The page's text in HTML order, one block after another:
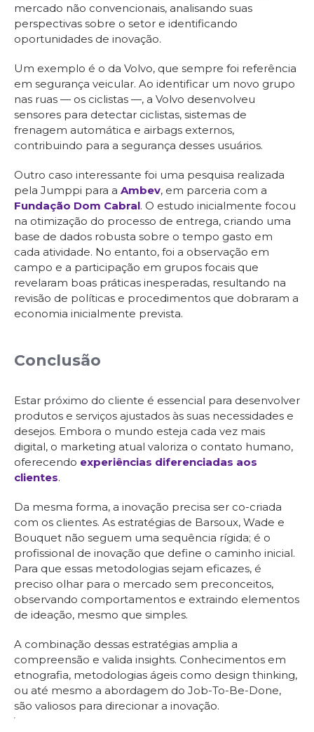
mercado não convencionais, analisando suas
perspectivas sobre o setor e identificando
oportunidades de inovação.
Um exemplo é o da Volvo, que sempre foi referência
em segurança veicular. Ao identificar um novo grupo
nas ruas — os ciclistas —, a Volvo desenvolveu
sensores para detectar ciclistas, sistemas de
frenagem automática e airbags externos,
contribuindo para a segurança desses usuários.
Outro caso interessante foi uma pesquisa realizada
pela Jumppi para a Ambev, em parceria com a
Fundação Dom Cabral. O estudo inicialmente focou
na otimização do processo de entrega, criando uma
base de dados robusta sobre o tempo gasto em
cada atividade. No entanto, foi a observação em
campo e a participação em grupos focais que
revelaram boas práticas inesperadas, resultando na
revisão de políticas e procedimentos que dobraram a
economia inicialmente prevista.
Conclusão
Estar próximo do cliente é essencial para desenvolver
produtos e serviços ajustados às suas necessidades e
desejos. Embora o mundo esteja cada vez mais
digital, o marketing atual valoriza o contato humano,
oferecendo experiências diferenciadas aos
clientes.
Da mesma forma, a inovação precisa ser co-criada
com os clientes. As estratégias de Barsoux, Wade e
Bouquet não seguem uma sequência rígida; é o
profissional de inovação que define o caminho inicial.
Para que essas metodologias sejam eficazes, é
preciso olhar para o mercado sem preconceitos,
observando comportamentos e extraindo elementos
de ideação, mesmo que simples.
A combinação dessas estratégias amplia a
compreensão e valida insights. Conhecimentos em
etnografia, metodologias ágeis como design thinking,
ou até mesmo a abordagem do Job-To-Be-Done,
são valiosos para direcionar a inovação.